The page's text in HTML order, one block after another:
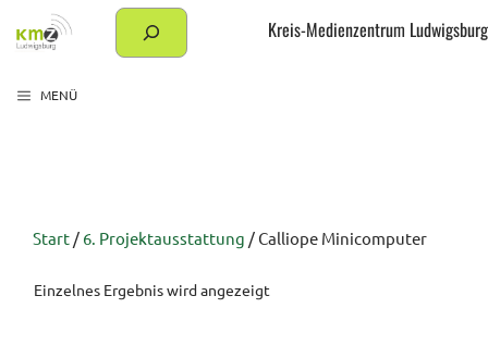
Inhalt
Suchen Kreis-Medienzentrum Ludwigsburg
MENÜ
Start / 6. Projektausstattung / Calliope Minicomputer
Einzelnes Ergebnis wird angezeigt